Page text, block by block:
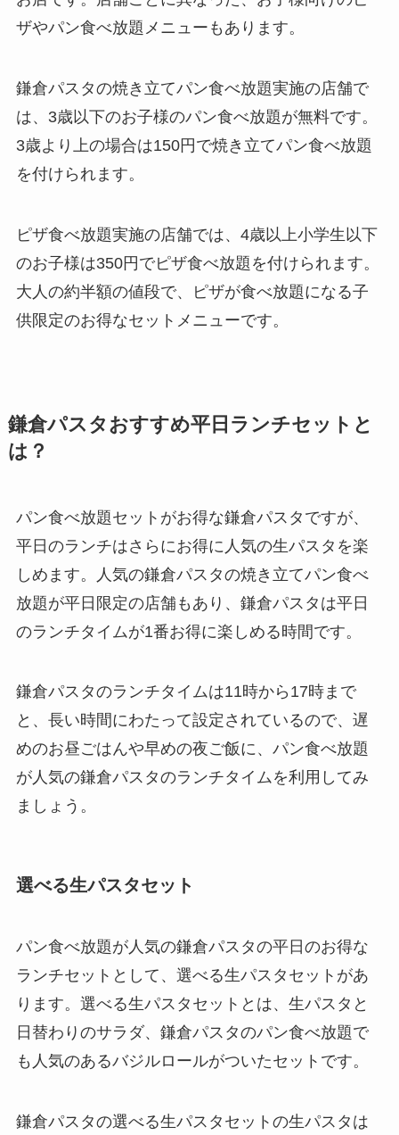
ザやパン食べ放題メニューもあります。
鎌倉パスタの焼き立てパン食べ放題実施の店舗で
は、3歳以下のお子様のパン食べ放題が無料です。
3歳より上の場合は150円で焼き立てパン食べ放題
を付けられます。
ピザ食べ放題実施の店舗では、4歳以上小学生以下
のお子様は350円でピザ食べ放題を付けられます。
大人の約半額の値段で、ピザが食べ放題になる子
供限定のお得なセットメニューです。
鎌倉パスタおすすめ平日ランチセットと
は？
パン食べ放題セットがお得な鎌倉パスタですが、
平日のランチはさらにお得に人気の生パスタを楽
しめます。人気の鎌倉パスタの焼き立てパン食べ
放題が平日限定の店舗もあり、鎌倉パスタは平日
のランチタイムが1番お得に楽しめる時間です。
鎌倉パスタのランチタイムは11時から17時まで
と、長い時間にわたって設定されているので、遅
めのお昼ごはんや早めの夜ご飯に、パン食べ放題
が人気の鎌倉パスタのランチタイムを利用してみ
ましょう。
選べる生パスタセット
パン食べ放題が人気の鎌倉パスタの平日のお得な
ランチセットとして、選べる生パスタセットがあ
ります。選べる生パスタセットとは、生パスタと
日替わりのサラダ、鎌倉パスタのパン食べ放題で
も人気のあるバジルロールがついたセットです。
鎌倉パスタの選べる生パスタセットの生パスタは